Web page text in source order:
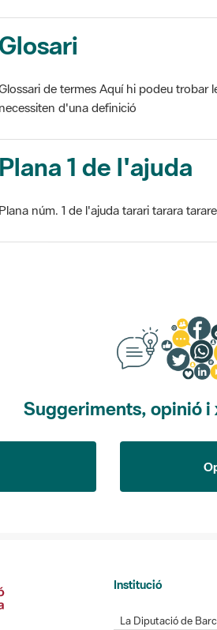
Glosari
de termes Aquí hi podeu trobar
necessiten d'una definició
Plana 1 de l'ajuda
Plana núm. 1 de l'ajuda tarari tarara
Suggeriments, opinió i
Institució
La Diputació de